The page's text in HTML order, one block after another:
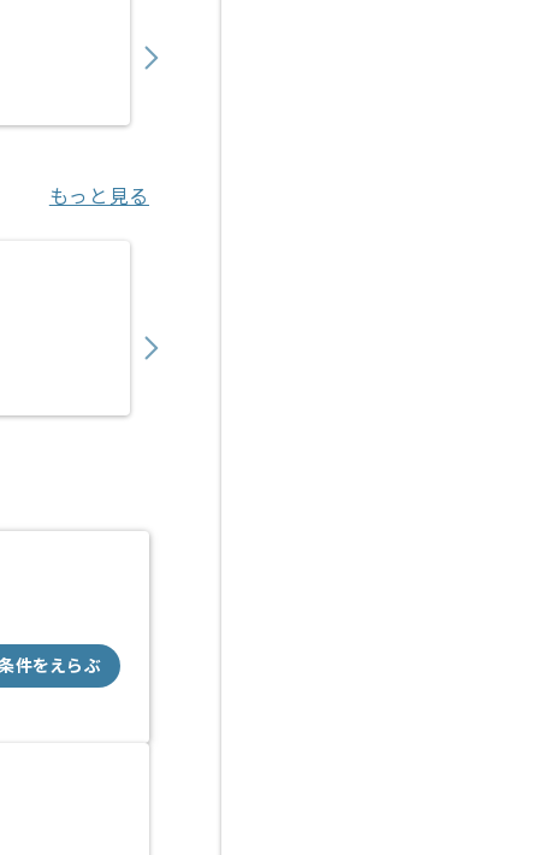
もっと見る
件をえらぶ